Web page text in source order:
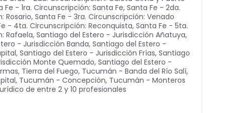
Fe - 1ra. Circunscripción: Santa Fe, Santa Fe - 2da.
Rosario, Santa Fe - 3ra. Circunscripción: Venado
- 4ta. Circunscripción: Reconquista, Santa Fe - 5ta.
Rafaela, Santiago del Estero - Jurisdicción Añatuya,
- Jurisdicción Banda, Santiago del Estero -
, Santiago del Estero - Jurisdicción Frías, Santiago
Monte Quemado, Santiago del Estero -
, Tierra del Fuego, Tucumán - Banda del Río Salí,
, Tucumán - Concepción, Tucumán - Monteros
de entre 2 y 10 profesionales